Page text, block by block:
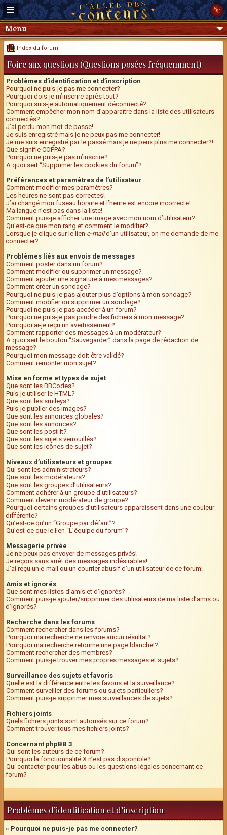
Menu
Index du forum
Foire aux questions (Questions posées fréquemment)
Problèmes d’identification et d’inscription
Pourquoi ne puis-je pas me connecter?
Pourquoi dois-je m’inscrire après tout?
Pourquoi suis-je automatiquement déconnecté?
Comment empêcher mon nom d’apparaître dans la liste des utilisateurs
connectés?
J’ai perdu mon mot de passe!
Je suis enregistré mais je ne peux pas me connecter!
Je me suis enregistré par le passé mais je ne peux plus me connecter?!
Que signifie COPPA?
Pourquoi ne puis-je pas m’inscrire?
A quoi sert “Supprimer les cookies du forum”?
Préférences et paramètres de l’utilisateur
Comment modifier mes paramètres?
Les heures ne sont pas correctes!
J’ai changé mon fuseau horaire et l’heure est encore incorrecte!
Ma langue n’est pas dans la liste!
Comment puis-je afficher une image avec mon nom d’utilisateur?
Qu’est-ce que mon rang et comment le modifier?
Lorsque je clique sur le lien e-maild’un utilisateur, on me demande de me
connecter?
Problèmes liés aux envois de messages
Comment poster dans un forum?
Comment modifier ou supprimer un message?
Comment ajouter une signature à mes messages?
Comment créer un sondage?
Pourquoi ne puis-je pas ajouter plus d’options à mon sondage?
Comment modifier ou supprimer un sondage?
Pourquoi ne puis-je pas accéder à un forum?
Pourquoi ne puis-je pas joindre des fichiers à mon message?
Pourquoi ai-je reçu un avertissement?
Comment rapporter des messages à un modérateur?
A quoi sert le bouton “Sauvegarder” dans la page de rédaction de
message?
Pourquoi mon message doit être validé?
Comment remonter mon sujet?
Mise en forme et types de sujet
Que sont les BBCodes?
Puis-je utiliser le HTML?
Que sont les smileys?
Puis-je publier des images?
Que sont les annonces globales?
Que sont les annonces?
Que sont les post-it?
Que sont les sujets verrouillés?
Que sont les icônes de sujet?
Niveaux d’utilisateurs et groupes
Qui sont les administrateurs?
Que sont les modérateurs?
Que sont les groupes d’utilisateurs?
Comment adhérer à un groupe d’utilisateurs?
Comment devenir modérateur de groupe?
Pourquoi certains groupes d’utilisateurs apparaissent dans une couleur
différente?
Qu’est-ce qu’un “Groupe par défaut”?
Qu’est-ce que le lien “L’équipe du forum”?
Messagerie privée
Je ne peux pas envoyer de messages privés!
Je reçois sans arrêt des messages indésirables!
J’ai reçu un e-mail ou un courrier abusif d’un utilisateur de ce forum!
Amis et ignorés
Que sont mes listes d’amis et d’ignorés?
Comment puis-je ajouter/supprimer des utilisateurs de ma liste d’amis ou
d’ignorés?
Recherche dans les forums
Comment rechercher dans les forums?
Pourquoi ma recherche ne renvoie aucun résultat?
Pourquoi ma recherche retourne une page blanche!?
Comment rechercher des membres?
Comment puis-je trouver mes propres messages et sujets?
Surveillance des sujets et favoris
Quelle est la différence entre les favoris et la surveillance?
Comment surveiller des forums ou sujets particuliers?
Comment puis-je supprimer mes surveillances de sujets?
Fichiers joints
Quels fichiers joints sont autorisés sur ce forum?
Comment trouver tous mes fichiers joints?
Concernant phpBB 3
Qui sont les auteurs de ce forum?
Pourquoi la fonctionnalité X n’est pas disponible?
Qui contacter pour les abus ou les questions légales concernant ce
forum?
Problèmes d’identification et d’inscription
» Pourquoi ne puis-je pas me connecter?